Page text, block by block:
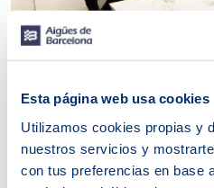
Esta página web usa cookies
Utilizamos cookies propias y
nuestros servicios y
con tus preferencias en base
vicepresidenta de alianzas
líder destacada en el
humanitaria
La parte central del acto la